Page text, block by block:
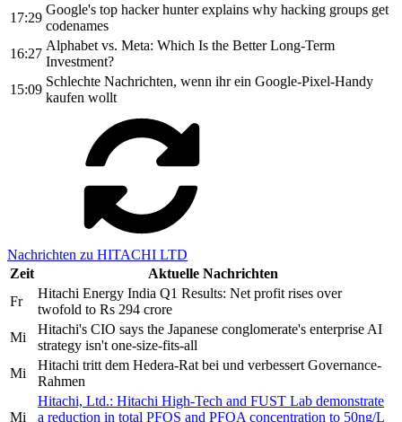
17:29
Google's top hacker hunter explains why hacking groups get
codenames
16:27
Alphabet vs. Meta: Which Is the Better Long-Term
Investment?
15:09
Schlechte Nachrichten, wenn ihr ein Google-Pixel-Handy
kaufen wollt
Nachrichten zu HITACHI LTD
Zeit
Aktuelle Nachrichten
Fr
Hitachi Energy India Q1 Results: Net profit rises over
twofold to Rs 294 crore
Mi
Hitachi's CIO says the Japanese conglomerate's enterprise AI
strategy isn't one-size-fits-all
Mi
Hitachi tritt dem Hedera-Rat bei und verbessert Governance-
Rahmen
Mi
Hitachi, Ltd.: Hitachi High-Tech and FUST Lab demonstrate
a reduction in total PFOS and PFOA concentration to 50ng/L